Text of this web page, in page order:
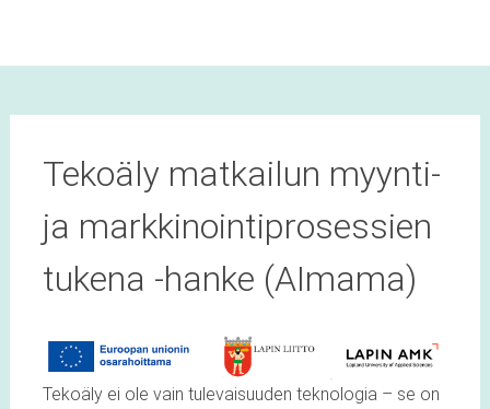
Tekoäly matkailun myynti-
ja markkinointiprosessien
tukena -hanke (AImama)
Tekoäly ei ole vain tulevaisuuden teknologia – se on